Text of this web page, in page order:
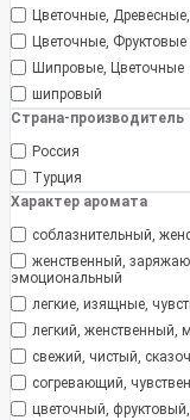
Цветочные,
Цветочные, Фруктовые
Шипровые, Цветочные
шипровый
Страна-производитель
Россия
Турция
Характер аромата
cоблазнительный,
женственный,
эмоциональный
легкие, изящные,
легкий, женственный,
свежий, чистый,
согревающий,
цветочный,